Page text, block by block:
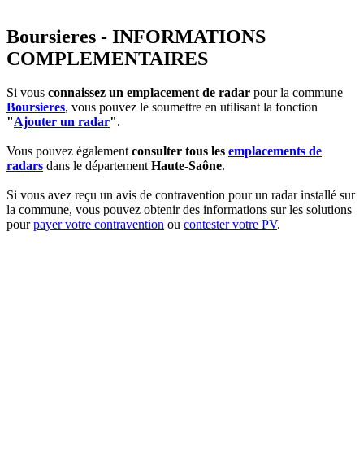
Boursieres - INFORMATIONS
COMPLEMENTAIRES
Si vous connaissez un emplacement de radar pour la commune
Boursieres, vous pouvez le soumettre en utilisant la fonction
"Ajouter un radar".
Vous pouvez égalementconsulter tous les emplacements de
radars dans le départementHaute-Saône.
Si vous avez reçu un avis de contravention pour un radar installé sur
la commune, vous pouvez obtenir des informations sur les solutions
pourpayer votre contravention ou contester votre PV.